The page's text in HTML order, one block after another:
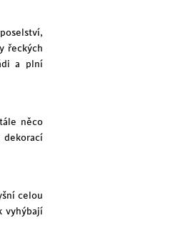
řeckých
a plní
něco
celou
vyhýbají